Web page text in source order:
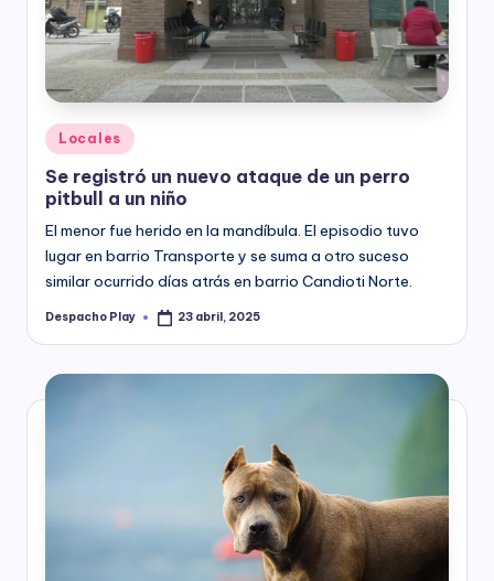
y
Posted
in
Locales
Se registró un nuevo ataque de un perro
pitbull a un niño
El menor fue herido en la mandíbula. El episodio tuvo
lugar en barrio Transporte y se suma a otro suceso
similar ocurrido días atrás en barrio Candioti Norte.
Posted
Despacho Play 23 abril, 2025